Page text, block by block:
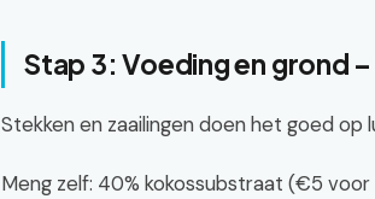
Stap 3: Voeding en grond
Stekken en zaailingen doen het goed op
Meng zelf: 40% kokossubstraat (€5